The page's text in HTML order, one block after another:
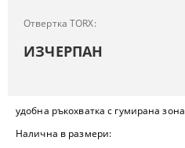
удобна ръкохватка с гумирана зона
Налична в размери:
Отвертка TORX:
ИЗЧЕРПАН